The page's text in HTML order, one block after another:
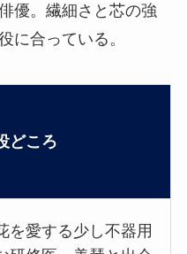
優。繊細さと芯の強
に合っている。
どころ
を愛する少し不器用